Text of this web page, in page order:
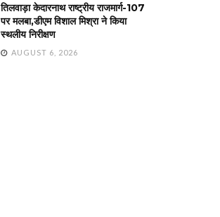
तिलवाड़ा केदारनाथ राष्ट्रीय राजमार्ग-107
पर मलबा,डीएम विशाल मिश्रा ने किया
स्थलीय निरीक्षण
AUGUST 6, 2026